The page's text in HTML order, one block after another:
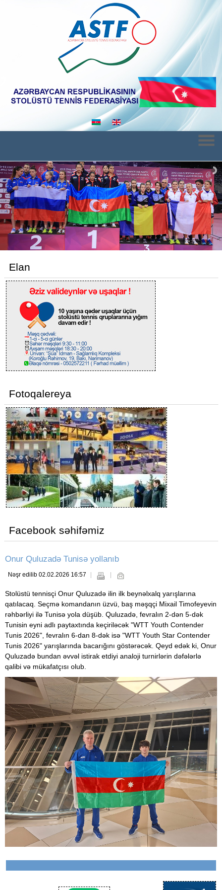
Elan
Fotoqalereya
Facebook səhifəmiz
Onur Quluzadə Tunisə yollanıb
Nəşr edilib 02.02.2026 16:57
Stolüstü tennisçi Onur Quluzadə ilin ilk beynəlxalq yarışlarına
qatılacaq. Seçmə komandanın üzvü, baş məşqçi Mixail Timofeyevin
rəhbərliyi ilə Tunisə yola düşüb. Quluzadə, fevralın 2-dən 5-dək
Tunisin eyni adlı paytaxtında keçiriləcək "WTT Youth Contender
Tunis 2026", fevralın 6-dan 8-dək isə "WTT Youth Star Contender
Tunis 2026" yarışlarında bacarığını göstərəcək. Qeyd edək ki, Onur
Quluzadə bundan əvvəl istirak etdiyi analoji turnirlərin dəfələrlə
qalibi və mükafatçısı olub.